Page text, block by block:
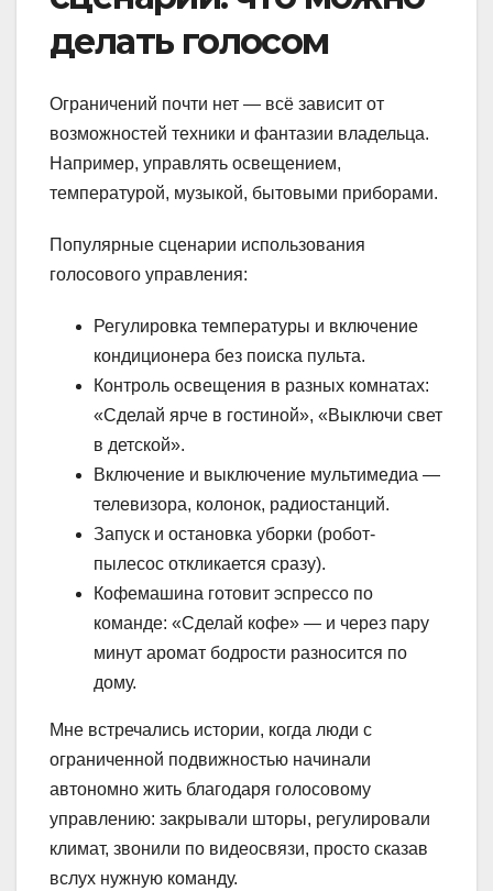
делать голосом
Ограничений почти нет — всё зависит от
возможностей техники и фантазии владельца.
Например, управлять освещением,
температурой, музыкой, бытовыми приборами.
Популярные сценарии использования
голосового управления:
Регулировка температуры и включение
кондиционера без поиска пульта.
Контроль освещения в разных комнатах:
«Сделай ярче в гостиной», «Выключи свет
в детской».
Включение и выключение мультимедиа —
телевизора, колонок, радиостанций.
Запуск и остановка уборки (робот-
пылесос откликается сразу).
Кофемашина готовит эспрессо по
команде: «Сделай кофе» — и через пару
минут аромат бодрости разносится по
дому.
Мне встречались истории, когда люди с
ограниченной подвижностью начинали
автономно жить благодаря голосовому
управлению: закрывали шторы, регулировали
климат, звонили по видеосвязи, просто сказав
вслух нужную команду.